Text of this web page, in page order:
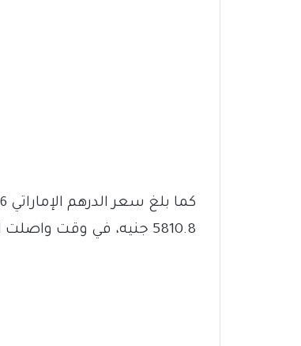
5810.8 جنيه، في وقت واصلت العملات الخليجية الأخرى تسجيل مستويات مرتفعة.